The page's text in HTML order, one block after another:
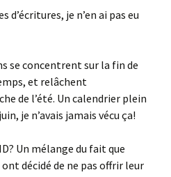
d’écritures, je n’en ai pas eu
se concentrent sur la fin de
et relâchent
de l’été. Un calendrier plein
je n’avais jamais vécu ça!
Un mélange du fait que
décidé de ne pas offrir leur